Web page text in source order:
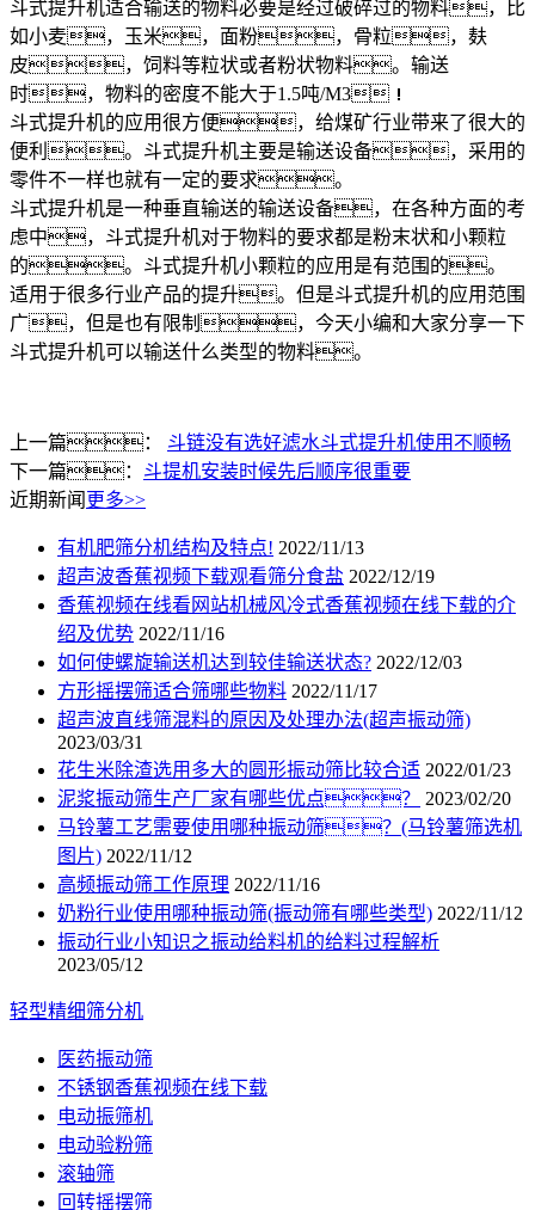
斗式提升机适合输送的物料必要是经过破碎过的物料，比
如小麦，玉米，面粉，骨粒，麸
皮，饲料等粒状或者粉状物料。输送
时，物料的密度不能大于1.5吨/M3！
斗式提升机的应用很方便，给煤矿行业带来了很大的
便利。斗式提升机主要是输送设备，采用的
零件不一样也就有一定的要求。
斗式提升机是一种垂直输送的输送设备，在各种方面的考
虑中，斗式提升机对于物料的要求都是粉末状和小颗粒
的。斗式提升机小颗粒的应用是有范围的。
适用于很多行业产品的提升。但是斗式提升机的应用范围
广，但是也有限制，今天小编和大家分享一下
斗式提升机可以输送什么类型的物料。
上一篇： 斗链没有选好滤水斗式提升机使用不顺畅
下一篇： 斗提机安装时候先后顺序很重要
近期新闻 更多>>
有机肥筛分机结构及特点! 2022/11/13
超声波香蕉视频下载观看筛分食盐 2022/12/19
香蕉视频在线看网站机械风冷式香蕉视频在线下载的介
绍及优势 2022/11/16
如何使螺旋输送机达到较佳输送状态? 2022/12/03
方形摇摆筛适合筛哪些物料 2022/11/17
超声波直线筛混料的原因及处理办法(超声振动筛)
2023/03/31
花生米除渣选用多大的圆形振动筛比较合适 2022/01/23
泥浆振动筛生产厂家有哪些优点？
2023/02/20
马铃薯工艺需要使用哪种振动筛？(马铃薯筛选机
图片) 2022/11/12
高频振动筛工作原理 2022/11/16
奶粉行业使用哪种振动筛(振动筛有哪些类型) 2022/11/12
振动行业小知识之振动给料机的给料过程解析
2023/05/12
轻型精细筛分机
医药振动筛
不锈钢香蕉视频在线下载
电动振筛机
电动验粉筛
滚轴筛
回转摇摆筛